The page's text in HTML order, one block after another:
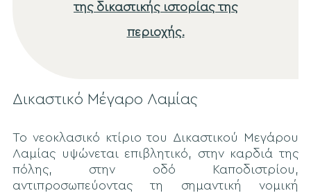
της δικαστικής ιστορίας της
περιοχής.
Δικαστικό Μέγαρο Λαμίας
Το νεοκλασικό κτίριο του Δικαστικού Μεγάρου
Λαμίας υψώνεται επιβλητικό, στην καρδιά της
πόλης, στην οδό Καποδιστρίου,
αντιπροσωπεύοντας τη σημαντική νομική